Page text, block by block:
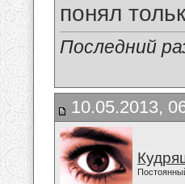
понял
Последний
10.05.2013,